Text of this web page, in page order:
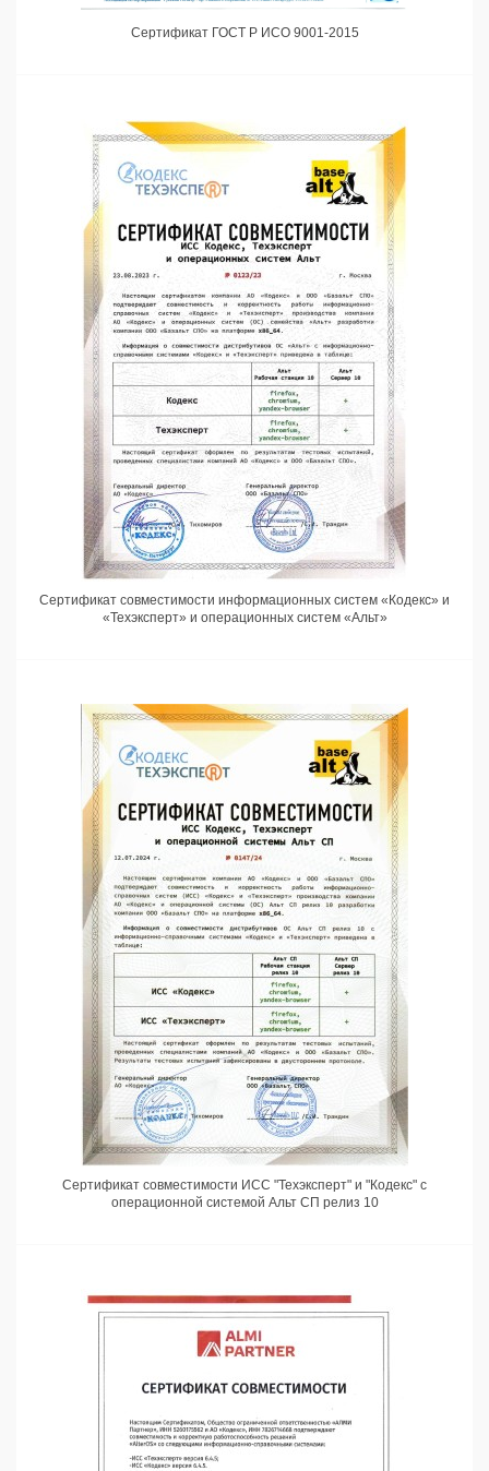
Сертификат ГОСТ Р ИСО 9001-2015
Сертификат совместимости информационных систем «Кодекс» и
«Техэксперт» и операционных систем «Альт»
Сертификат совместимости ИСС "Техэксперт" и "Кодекс" с
операционной системой Альт СП релиз 10